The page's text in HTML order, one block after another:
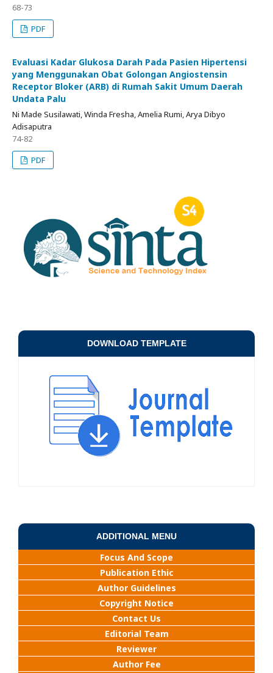
68-73
PDF
Evaluasi Kadar Glukosa Darah Pada Pasien Hipertensi
yang Menggunakan Obat Golongan Angiostensin
Receptor Bloker (ARB) di Rumah Sakit Umum Daerah
Undata Palu
Ni Made Susilawati, Winda Fresha, Amelia Rumi, Arya Dibyo
Adisaputra
74-82
PDF
DOWNLOAD TEMPLATE
ADDITIONAL MENU
Focus And Scope
Publication Ethic
Author Guidelines
Copyright Notice
Contact Us
Editorial Team
Reviewer
Author Fee